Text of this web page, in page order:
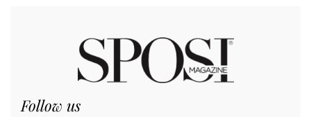
Follow us